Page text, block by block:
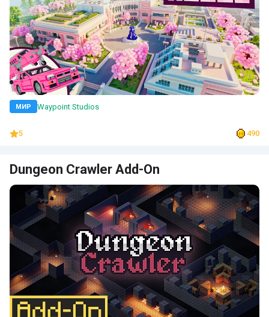
МИР Waypoint Studios
5 490
Dungeon Crawler Add-On